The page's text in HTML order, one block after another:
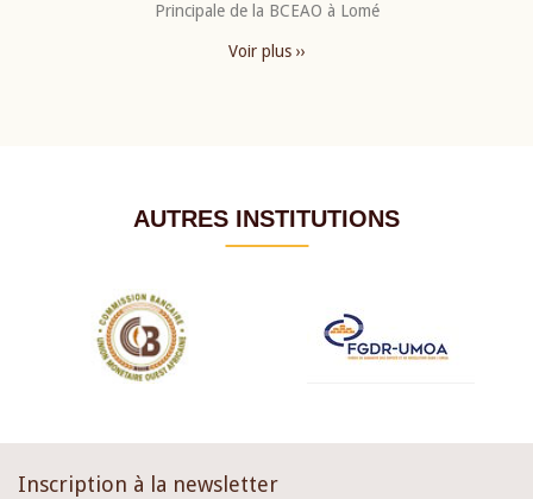
Principale de la BCEAO à Lomé
Voir plus ››
AUTRES INSTITUTIONS
Inscription à la newsletter